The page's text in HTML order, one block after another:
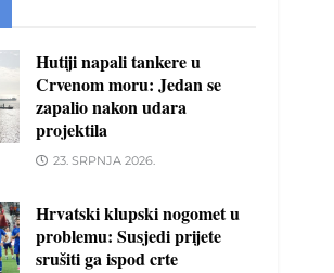
Hutiji napali tankere u
Crvenom moru: Jedan se
zapalio nakon udara
projektila
23. SRPNJA 2026.
Hrvatski klupski nogomet u
problemu: Susjedi prijete
srušiti ga ispod crte